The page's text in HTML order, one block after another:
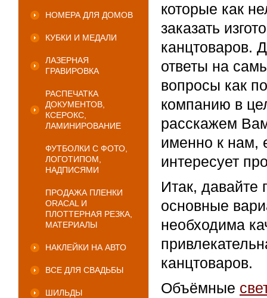
НОМЕРА ДЛЯ ДОМОВ
КУБКИ И МЕДАЛИ
ЛАЗЕРНАЯ
ГРАВИРОВКА
РАСПЕЧАТКА
ДОКУМЕНТОВ,
КСЕРОКС,
ЛАМИНИРОВАНИЕ
ФУТБОЛКИ С ФОТО,
ЛОГОТИПОМ,
НАДПИСЯМИ
ПРОДАЖА ПЛЕНКИ
ORACAL И
ПЛОТТЕРНАЯ РЕЗКА,
МАТЕРИАЛЫ
НАКЛЕЙКИ НА АВТО
ВСЕ ДЛЯ СВАДЬБЫ
ШИЛЬДЫ
которые как
заказать
канцтоваров.
ответы на
вопросы как
компанию в
расскажем
именно к нам,
интересует
Итак, давайте
основные
необходима
канцтоваров.
Объёмные